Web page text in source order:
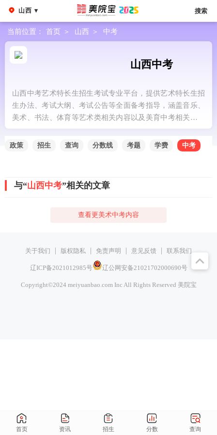
山西 ▾ 搜索
首页 资讯 招生 分数 查询
当前位置： 首页 ＞ 山西 ＞ 中考
山西中考
山西中考艺术特长生招生考试专业平台，提供艺术特长生招
生办法、考试大纲、考试公告等全面备考指导，涵盖音乐、
美术、书法、体育等艺术类相关内容以及美育中考相关政策
政策 招生 查询 分数线 考题 学费 中考
与“山西中考”相关的文章
查看更美术中考内容
关于我们 | 版权隐私 | 免责声明 | 意见反馈 | 联系我们
辽ICP备2021012985号 辽公网安备21021702000690号
Copyright©2024 meiyuanbao.com Inc All Rights Reserved 美院宝